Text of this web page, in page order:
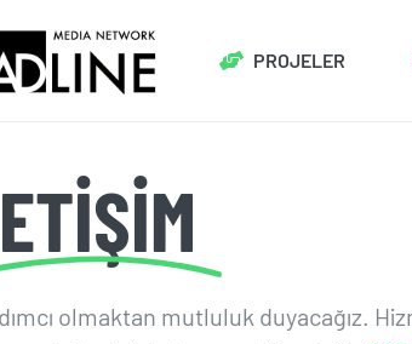
PROJELER
olmaktan mutluluk duyacağız.